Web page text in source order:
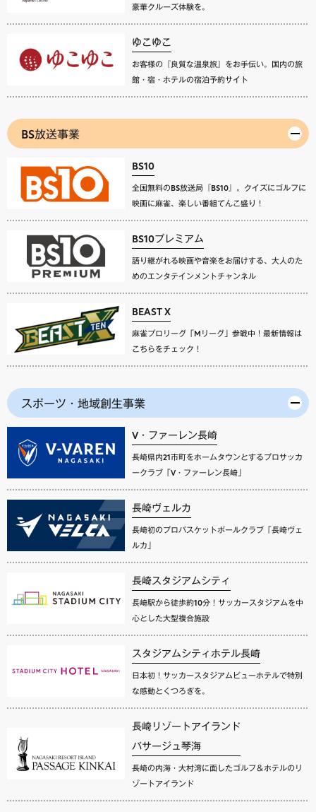
豪華クルーズ体験を。
ゆこゆこ
お客様の『良質な温泉旅』をお手伝い。国内の旅
館・宿・ホテルの宿泊予約サイト
BS放送事業
BS10
全国無料のBS放送局『BS10』。クイズにゴルフに
映画に麻雀、楽しい番組てんこ盛り！
BS10プレミアム
語り継がれる映画や音楽をお届けする、大人のた
めのエンタテインメントチャンネル
BEAST X
麻雀プロリーグ「Mリーグ」参戦中！最新情報は
こちらをチェック！
スポーツ・地域創生事業
V・ファーレン長崎
長崎県内21市町をホームタウンとするプロサッカ
ークラブ「V・ファーレン長崎」
長崎ヴェルカ
長崎初のプロバスケットボールクラブ「長崎ヴェ
ルカ」
長崎スタジアムシティ
長崎駅から徒歩約10分！サッカースタジアムを中
心とした大型複合施設
スタジアムシティホテル長崎
日本初！サッカースタジアムビューホテルで特別
な感動とくつろぎを。
長崎リゾートアイランド
パサージュ琴海
長崎の内海・大村湾に面したゴルフ＆ホテルのリ
ゾートアイランド